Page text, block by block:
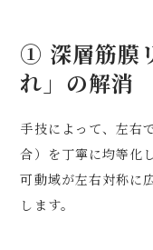
① 深層筋膜
れ」の解消
手技によって、左右
合）を丁寧に均等化
可動域が左右対称に
します。